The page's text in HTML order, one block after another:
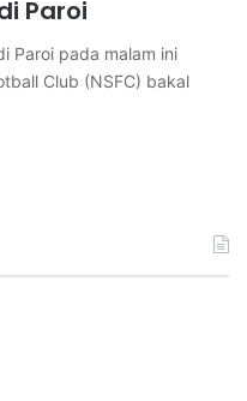
Paroi
Paroi pada malam ini
Club (NSFC) bakal